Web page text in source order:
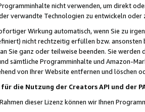
nicht verwenden, um direkt
verwandte Technologien zu entwickeln
Wirkung automatisch, wenn Sie zu
nicht rechtzeitig erfüllen bzw. ansonsten
Sie ganz oder teilweise beenden. Sie werden
sämtliche Programminhalte und Amazon-
von Ihrer Website entfernen und löschen
die Nutzung der Creators API und der
dieser Lizenz können wir Ihnen